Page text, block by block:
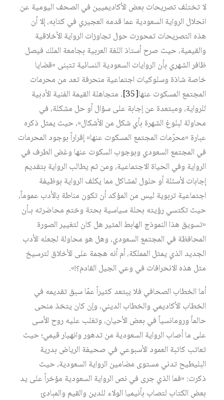
لا تختلف تصريحات بعض الأكاديميين في الصحف اليومية عن
انحلال الرواية السعودية عما قدمه العجيري في كتابه، إلا أن
هذه التصريحات تمحورت حول تجاوزات الرواية الأخلاقية
والقيمية، حيث صرح أستاذ اللغة العربية بجامعة الملك فيصل
ظافر الشهري بأن الروايات السعودية النسائية تتبنى «قضايا
خاصة شاذة وسلوكيات اجتماعية منحرفة تعد من محرمات
المجتمع المسكوت عنها‏[35]
، متجاهلة القيمة الفنية الأدبية
للرواية، ومبتعدة عن إجابة على سؤال أو حل مشكلة، في
محاولة لبلوغ الشهرة بأي شكل من الأشكال»، حيث يمثل ذكره
عبارة «محرّمات المجتمع المسكوت عنها» إقراراً بوجود المحرمات
في المجتمع السعودي وبوجوب السكوت عنها وغض الطرف في
الرواية وفي الحياة الاجتماعية، ومن ثم يطالب الرواية بتقديم
إجابات لأسئلة أو حلول لمشاكل مما يكلف الرواية بوظيفة
اجتماعية تربوية ليس من المؤكد أن تكون مناطة بالأدب عموماً،
حيث تكتسي رؤيته بحلة سياسية بحتة وختم محاضرته بـأن
«تسويق هذا النموذج الهابط المثير هل كان لتغيير الصورة
المحافظة في المجتمع السعودي، وهل هو محاولة لجعله الأدب
الجديد الذي يمثل المملكة، أم أنه هجمة على الأخلاق لترسيخ
مثل هذه الانحرافات في وعي الجيل القادم؟!».
أما الخطاب الصحافي فلا يبتعد كثيراً عمّا سبق تقديمه في
الخطاب الأكاديمي والخطاب الديني، وإن كان يتخذ منحى
حالماً ورومانسياً في بعض الأحيان، وتغلب عليه روح الأسى
على ما أصاب الرواية السعودية من تدهور وانهيار قيمي؛ حيث
تعاتب كاتبة العمود الأسبوعي في صحيفة الرياض بدرية
البليطيح تدني مستوى مضامين الرواية السعودية، حيث
ذكرت: «فما الذي جرى في نص الرواية السعودية مؤخراً على يد
بعض الكتاب لتصاب بأنيميا الولاء للدين والقيم والمبادئ